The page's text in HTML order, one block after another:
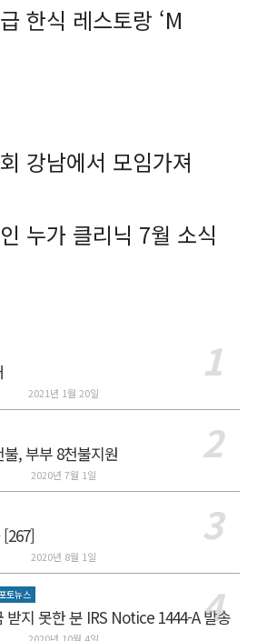
한식 레스토랑 ‘M
강남에서 모임가져
누가 클리닉 7월 소식
2021년 1월 20일
, 부부 8천불지원
2020년 7월 1일
2020년 8월 1일
포토뉴스
받지 못한 분 IRS Notice 1444-A 발송
2020년 10월 4일